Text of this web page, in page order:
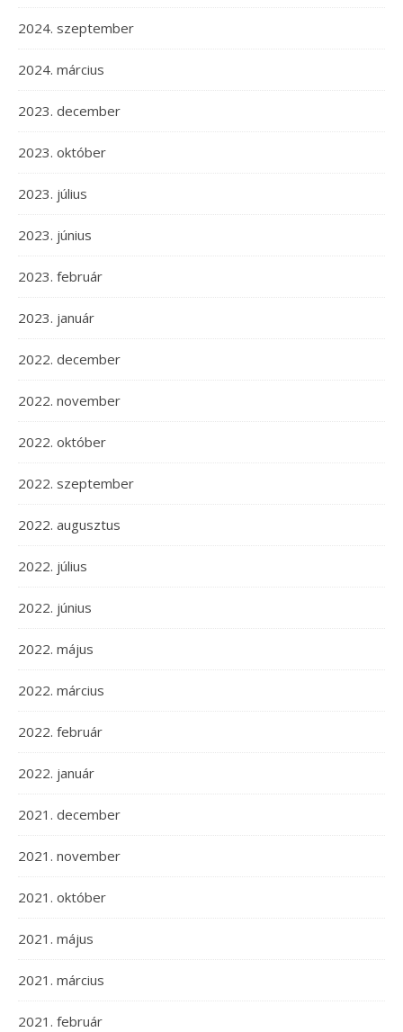
2024. szeptember
2024. március
2023. december
2023. október
2023. július
2023. június
2023. február
2023. január
2022. december
2022. november
2022. október
2022. szeptember
2022. augusztus
2022. július
2022. június
2022. május
2022. március
2022. február
2022. január
2021. december
2021. november
2021. október
2021. május
2021. március
2021. február